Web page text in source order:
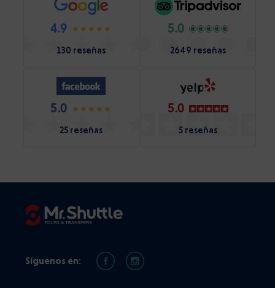
4.9
130 reseñas
5.0
2649 reseñas
5.0
25 reseñas
5.0
5 reseñas
Síguenos en: